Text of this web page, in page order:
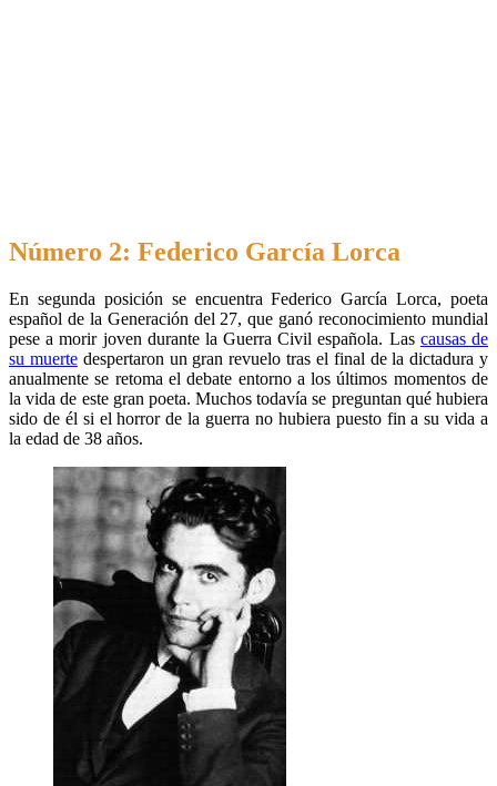
Número 2: Federico García Lorca
En segunda posición se encuentra Federico García Lorca, poeta
español de la Generación del 27, que ganó reconocimiento mundial
pese a morir joven durante la Guerra Civil española. Las causas de
su muertedespertaron un gran revuelo tras el final de la dictadura y
anualmente se retoma el debate entorno a los últimos momentos de
la vida de este gran poeta. Muchos todavía se preguntan qué hubiera
sido de él si el horror de la guerra no hubiera puesto fin a su vida a
la edad de 38 años.